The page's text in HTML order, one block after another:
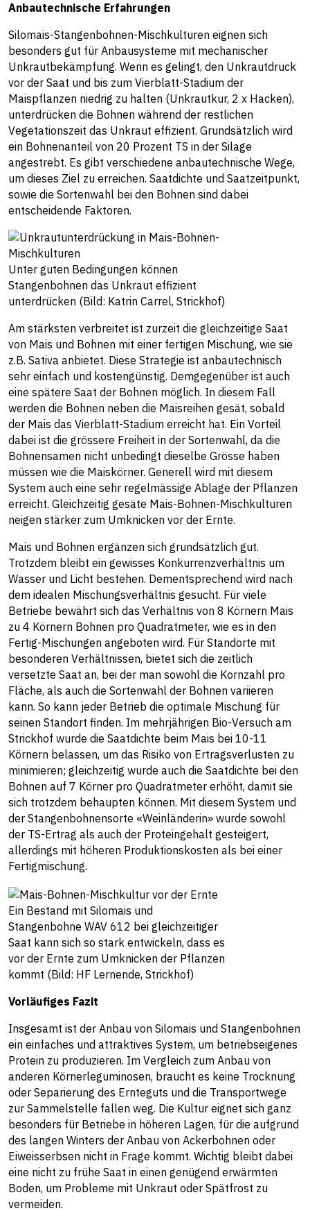
Anbautechnische Erfahrungen
Silomais-Stangenbohnen-Mischkulturen eignen sich
besonders gut für Anbausysteme mit mechanischer
Unkrautbekämpfung. Wenn es gelingt, den Unkrautdruck
vor der Saat und bis zum Vierblatt-Stadium der
Maispflanzen niedrig zu halten (Unkrautkur, 2 x Hacken),
unterdrücken die Bohnen während der restlichen
Vegetationszeit das Unkraut effizient. Grundsätzlich wird
ein Bohnenanteil von 20 Prozent TS in der Silage
angestrebt. Es gibt verschiedene anbautechnische Wege,
um dieses Ziel zu erreichen. Saatdichte und Saatzeitpunkt,
sowie die Sortenwahl bei den Bohnen sind dabei
entscheidende Faktoren.
Unter guten Bedingungen können
Stangenbohnen das Unkraut effizient
unterdrücken (Bild: Katrin Carrel, Strickhof)
Am stärksten verbreitet ist zurzeit die gleichzeitige Saat
von Mais und Bohnen mit einer fertigen Mischung, wie sie
z.B. Sativa anbietet. Diese Strategie ist anbautechnisch
sehr einfach und kostengünstig. Demgegenüber ist auch
eine spätere Saat der Bohnen möglich. In diesem Fall
werden die Bohnen neben die Maisreihen gesät, sobald
der Mais das Vierblatt-Stadium erreicht hat. Ein Vorteil
dabei ist die grössere Freiheit in der Sortenwahl, da die
Bohnensamen nicht unbedingt dieselbe Grösse haben
müssen wie die Maiskörner. Generell wird mit diesem
System auch eine sehr regelmässige Ablage der Pflanzen
erreicht. Gleichzeitig gesäte Mais-Bohnen-Mischkulturen
neigen stärker zum Umknicken vor der Ernte.
Mais und Bohnen ergänzen sich grundsätzlich gut.
Trotzdem bleibt ein gewisses Konkurrenzverhältnis um
Wasser und Licht bestehen. Dementsprechend wird nach
dem idealen Mischungsverhältnis gesucht. Für viele
Betriebe bewährt sich das Verhältnis von 8 Körnern Mais
zu 4 Körnern Bohnen pro Quadratmeter, wie es in den
Fertig-Mischungen angeboten wird. Für Standorte mit
besonderen Verhältnissen, bietet sich die zeitlich
versetzte Saat an, bei der man sowohl die Kornzahl pro
Fläche, als auch die Sortenwahl der Bohnen variieren
kann. So kann jeder Betrieb die optimale Mischung für
seinen Standort finden. Im mehrjährigen Bio-Versuch am
Strickhof wurde die Saatdichte beim Mais bei 10-11
Körnern belassen, um das Risiko von Ertragsverlusten zu
minimieren; gleichzeitig wurde auch die Saatdichte bei den
Bohnen auf 7 Körner pro Quadratmeter erhöht, damit sie
sich trotzdem behaupten können. Mit diesem System und
der Stangenbohnensorte «Weinländerin» wurde sowohl
der TS-Ertrag als auch der Proteingehalt gesteigert,
allerdings mit höheren Produktionskosten als bei einer
Fertigmischung.
Ein Bestand mit Silomais und
Stangenbohne WAV 612 bei gleichzeitiger
Saat kann sich so stark entwickeln, dass es
vor der Ernte zum Umknicken der Pflanzen
kommt (Bild: HF Lernende, Strickhof)
Vorläufiges Fazit
Insgesamt ist der Anbau von Silomais und Stangenbohnen
ein einfaches und attraktives System, um betriebseigenes
Protein zu produzieren. Im Vergleich zum Anbau von
anderen Körnerleguminosen, braucht es keine Trocknung
oder Separierung des Ernteguts und die Transportwege
zur Sammelstelle fallen weg. Die Kultur eignet sich ganz
besonders für Betriebe in höheren Lagen, für die aufgrund
des langen Winters der Anbau von Ackerbohnen oder
Eiweisserbsen nicht in Frage kommt. Wichtig bleibt dabei
eine nicht zu frühe Saat in einen genügend erwärmten
Boden, um Probleme mit Unkraut oder Spätfrost zu
vermeiden.